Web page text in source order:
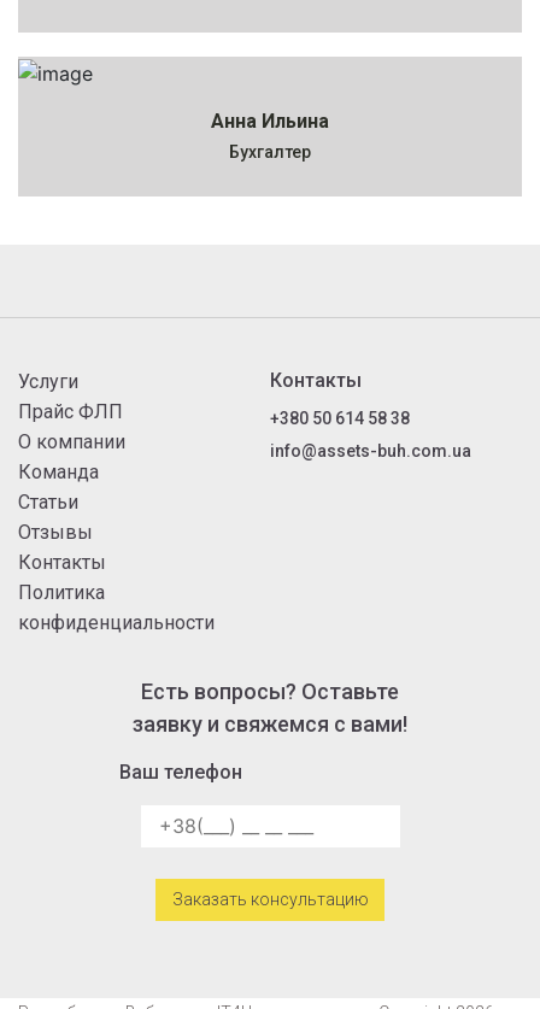
Анна Ильина
Бухгалтер
Услуги
Прайс ФЛП
О компании
Команда
Статьи
Отзывы
Контакты
Политика
конфиденциальности
Контакты
+380 50 614 58 38
info@assets-buh.com.ua
Есть вопросы? Оставьте
заявку и свяжемся с вами!
Ваш телефон